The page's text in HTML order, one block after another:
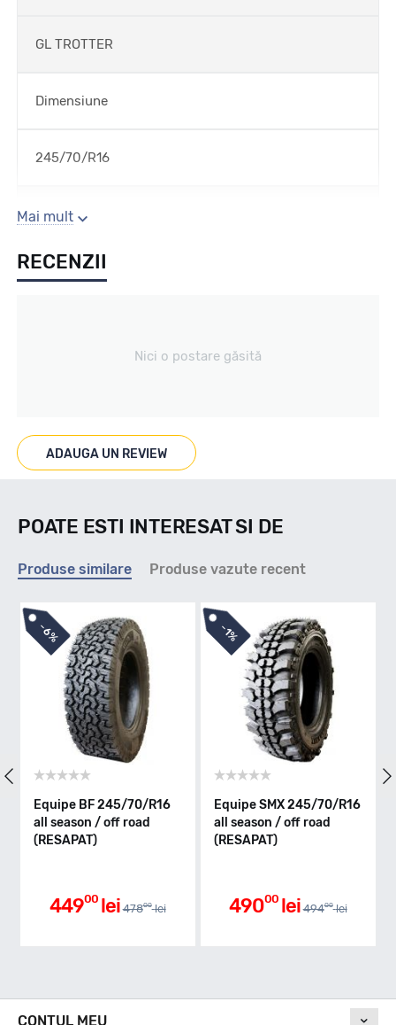
GL TROTTER
Dimensiune
245/70/R16
Sezon
All season / Off Road
Marcaje
Indice viteza
Q
Indice greutate
Mai mult
RECENZII
Nici o postare găsită
ADAUGA UN REVIEW
POATE ESTI INTERESAT SI DE
Produse similare Produse vazute recent
-6%
Equipe BF 245/70/R16
all season / off road
(RESAPAT)
44900 lei 47800 lei
-1%
Equipe SMX 245/70/R16
all season / off road
(RESAPAT)
49000 lei 49400 lei
CONTUL MEU